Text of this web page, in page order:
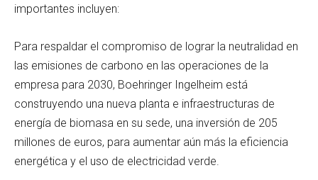
importantes incluyen:
Para respaldar el compromiso de lograr la neutralidad en
las emisiones de carbono en las operaciones de la
empresa para 2030, Boehringer Ingelheim está
construyendo una nueva planta e infraestructuras de
energía de biomasa en su sede, una inversión de 205
millones de euros, para aumentar aún más la eficiencia
energética y el uso de electricidad verde.